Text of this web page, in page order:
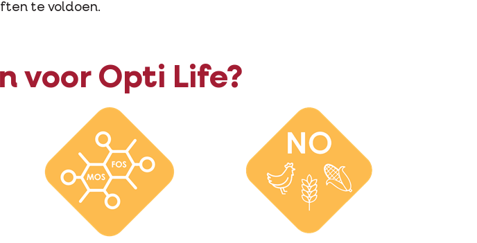
te voldoen.
voor Opti Life?